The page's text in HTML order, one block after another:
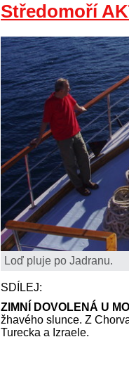
Středomoří
Loď pluje po Jadranu.
SDÍLEJ:
ZIMNÍ DOVOLENÁ U
žhavého slunce. Z
Turecka a Izraele.